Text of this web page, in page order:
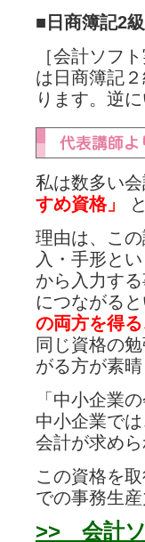
■日商簿記2
［会計ソフ
は日商簿記
ります。逆
私は数多い
すめ資格」
理由は、こ
入・手形と
から入力す
につながる
の両方を得
同じ資格の
がる方が素
「中小企業
中小企業で
会計が求め
この資格を
での事務生
>> 会計ソ